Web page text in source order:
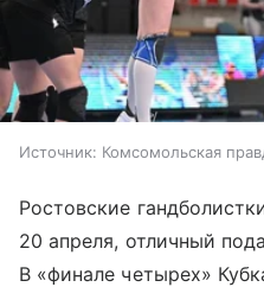
Источник: Комсомольская
Ростовские
20 апреля, отличный
В «финале четырех»